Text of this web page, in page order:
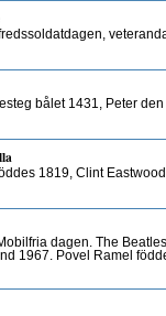
bålet 1431, Peter
1819, Clint
dagen. The
1967. Povel Ramel